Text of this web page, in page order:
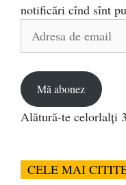
notificări cînd sînt
Adresa
Mă abonez
Alătură-te celorlalți
CELE MAI